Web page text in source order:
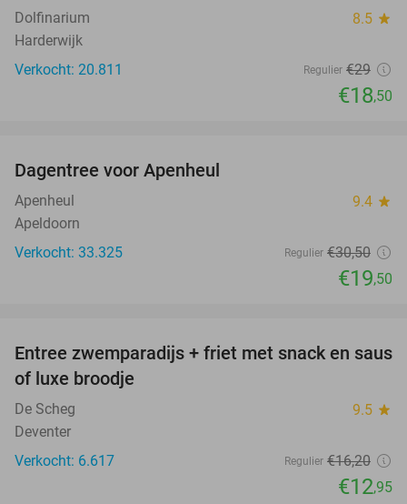
Dolfinarium 8.5 star
Harderwijk
Verkocht: 20.811
Regulier €29
€18,50
Dagentree voor Apenheul
Apenheul 9.4 star
Apeldoorn
Verkocht: 33.325
Regulier €30,50
€19,50
20%
Entree zwemparadijs + friet met snack en saus
of luxe broodje
De Scheg 9.5 star
Deventer
Verkocht: 6.617
Regulier €16,20
€12,95